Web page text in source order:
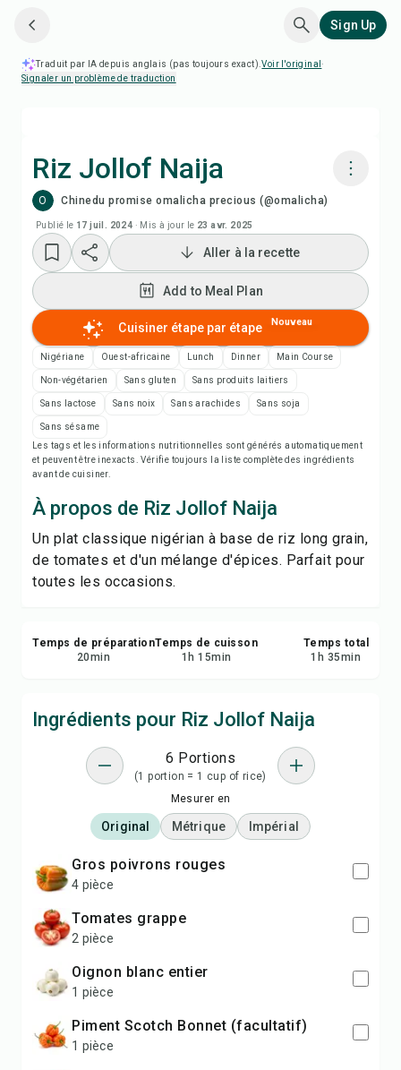
Sign Up
Traduit par IA depuis anglais (pas toujours exact).Voir l'original ·
Signaler un problème de traduction
Riz Jollof Naija
O Chinedu promise omalicha precious (@omalicha)
Publié le 17 juil. 2024 · Mis à jour le 23 avr. 2025
Add to Meal Plan
Add to Shopping List
Notes de recette
Imprimer la recette
Enregistrer
Partager
Signaler
Aller à la recette
Add to Meal Plan
Cuisiner étape par étape Nouveau
Nigériane Ouest-africaine Lunch Dinner Main Course
Non-végétarien Sans gluten Sans produits laitiers
Sans lactose Sans noix Sans arachides Sans soja
Sans sésame
Les tags et les informations nutritionnelles sont générés automatiquement
et peuvent être inexacts. Vérifie toujours la liste complète des ingrédients
avant de cuisiner.
À propos de Riz Jollof Naija
Un plat classique nigérian à base de riz long grain,
de tomates et d'un mélange d'épices. Parfait pour
toutes les occasions.
Temps de préparation
20min
Temps de cuisson
1 h 15min
Temps total
1 h 35min
Ingrédients pour Riz Jollof Naija
6 Portions
(1 portion = 1 cup of rice)
Mesurer en
Original Métrique Impérial
gros poivrons rouges
4 pièce
tomates grappe
2 pièce
oignon blanc entier
1 pièce
piment Scotch Bonnet (facultatif)
1 pièce